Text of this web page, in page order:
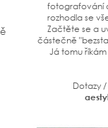
fotografování
rozhodla se
Začtěte se a
částečně
Já tomu říkám
Dotazy